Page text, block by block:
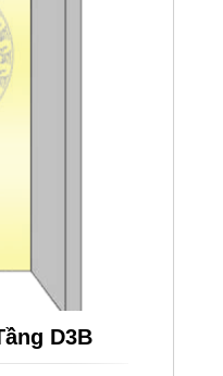
D3B